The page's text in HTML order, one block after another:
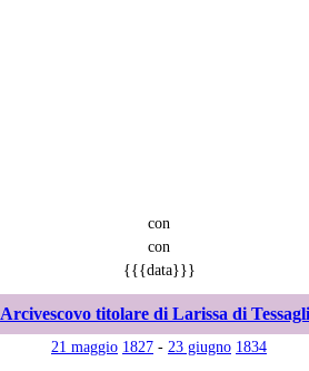
con
con
{{{data}}}
Arcivescovo titolare di Larissa di
21 maggio 1827 - 23 giugno 1834